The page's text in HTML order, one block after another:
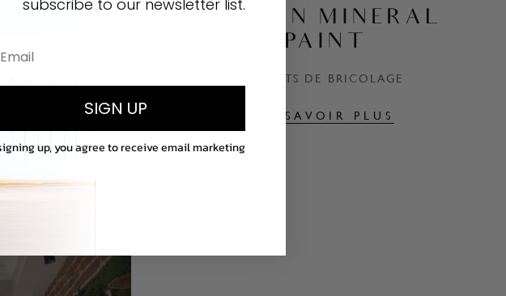
FUSION MINERAL
PAINT
PROJETS DE BRICOLAGE
EN SAVOIR PLUS
subscribe to our newsletter list.
SIGN UP
up, you agree to receive email marketing